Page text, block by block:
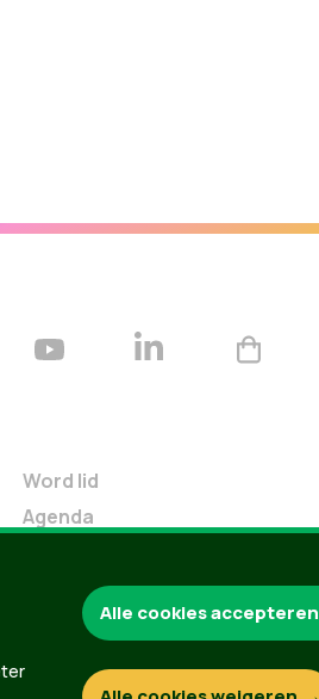
Word lid
Agenda
Verleng je lidmaatschap
Programma oktober 2024
Alle cookies accepteren